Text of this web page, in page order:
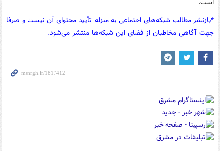
است.
*بازنشر مطالب شبکه‌های اجتماعی به منزله تأیید محتوای آن نیست و صرفا
جهت آگاهی مخاطبان از فضای این شبکه‌ها منتشر می‌شود.